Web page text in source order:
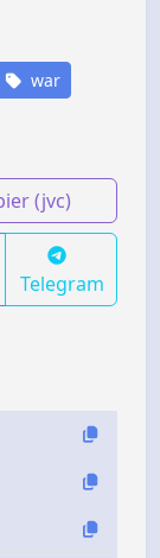
war
(jvc)
Telegram